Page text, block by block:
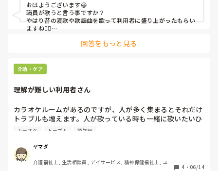
おはようございます😃
職員が歌うと言う事ですか？
やはり昔の演歌や歌謡曲を歌って利用者に盛り上がったもらい
ますね🙆‍♀️
回答をもっと見る
介助・ケア
理解が難しい利用者さん
カラオケルームがあるのですが、人が多く集まるとそれだけ
トラブルも増えます。人が歌っている時も一緒に歌いたいひ
とと、聞いていたい人です。自分が歌っている時は歌って欲
が全部を叶えることは難しいです。中には全部だいたい大声
で歌う方もいて、他の方に聞いていた方がいいですよと言わ
れ、怒っていました。認知が酷く、理解が難しい上怒りっぽ
カラオケ トラブル 認知症
ヤマダ
介護福祉士, 生活相談員, デイサービス, 精神保健福祉士, ユニ
4 ・ 06/14